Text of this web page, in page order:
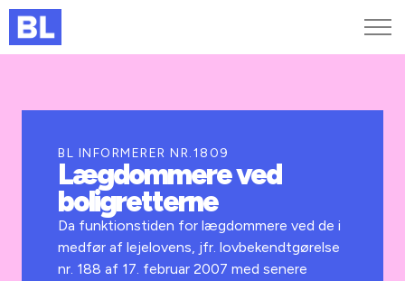
Kurser og arrangementer
Jobportalen
BL INFORMERER NR.1809
Lægdommere ved
boligretterne
Da funktionstiden for lægdommere ved de i
medfør af lejelovens, jfr. lovbekendtgørelse
nr. 188 af 17. februar 2007 med senere